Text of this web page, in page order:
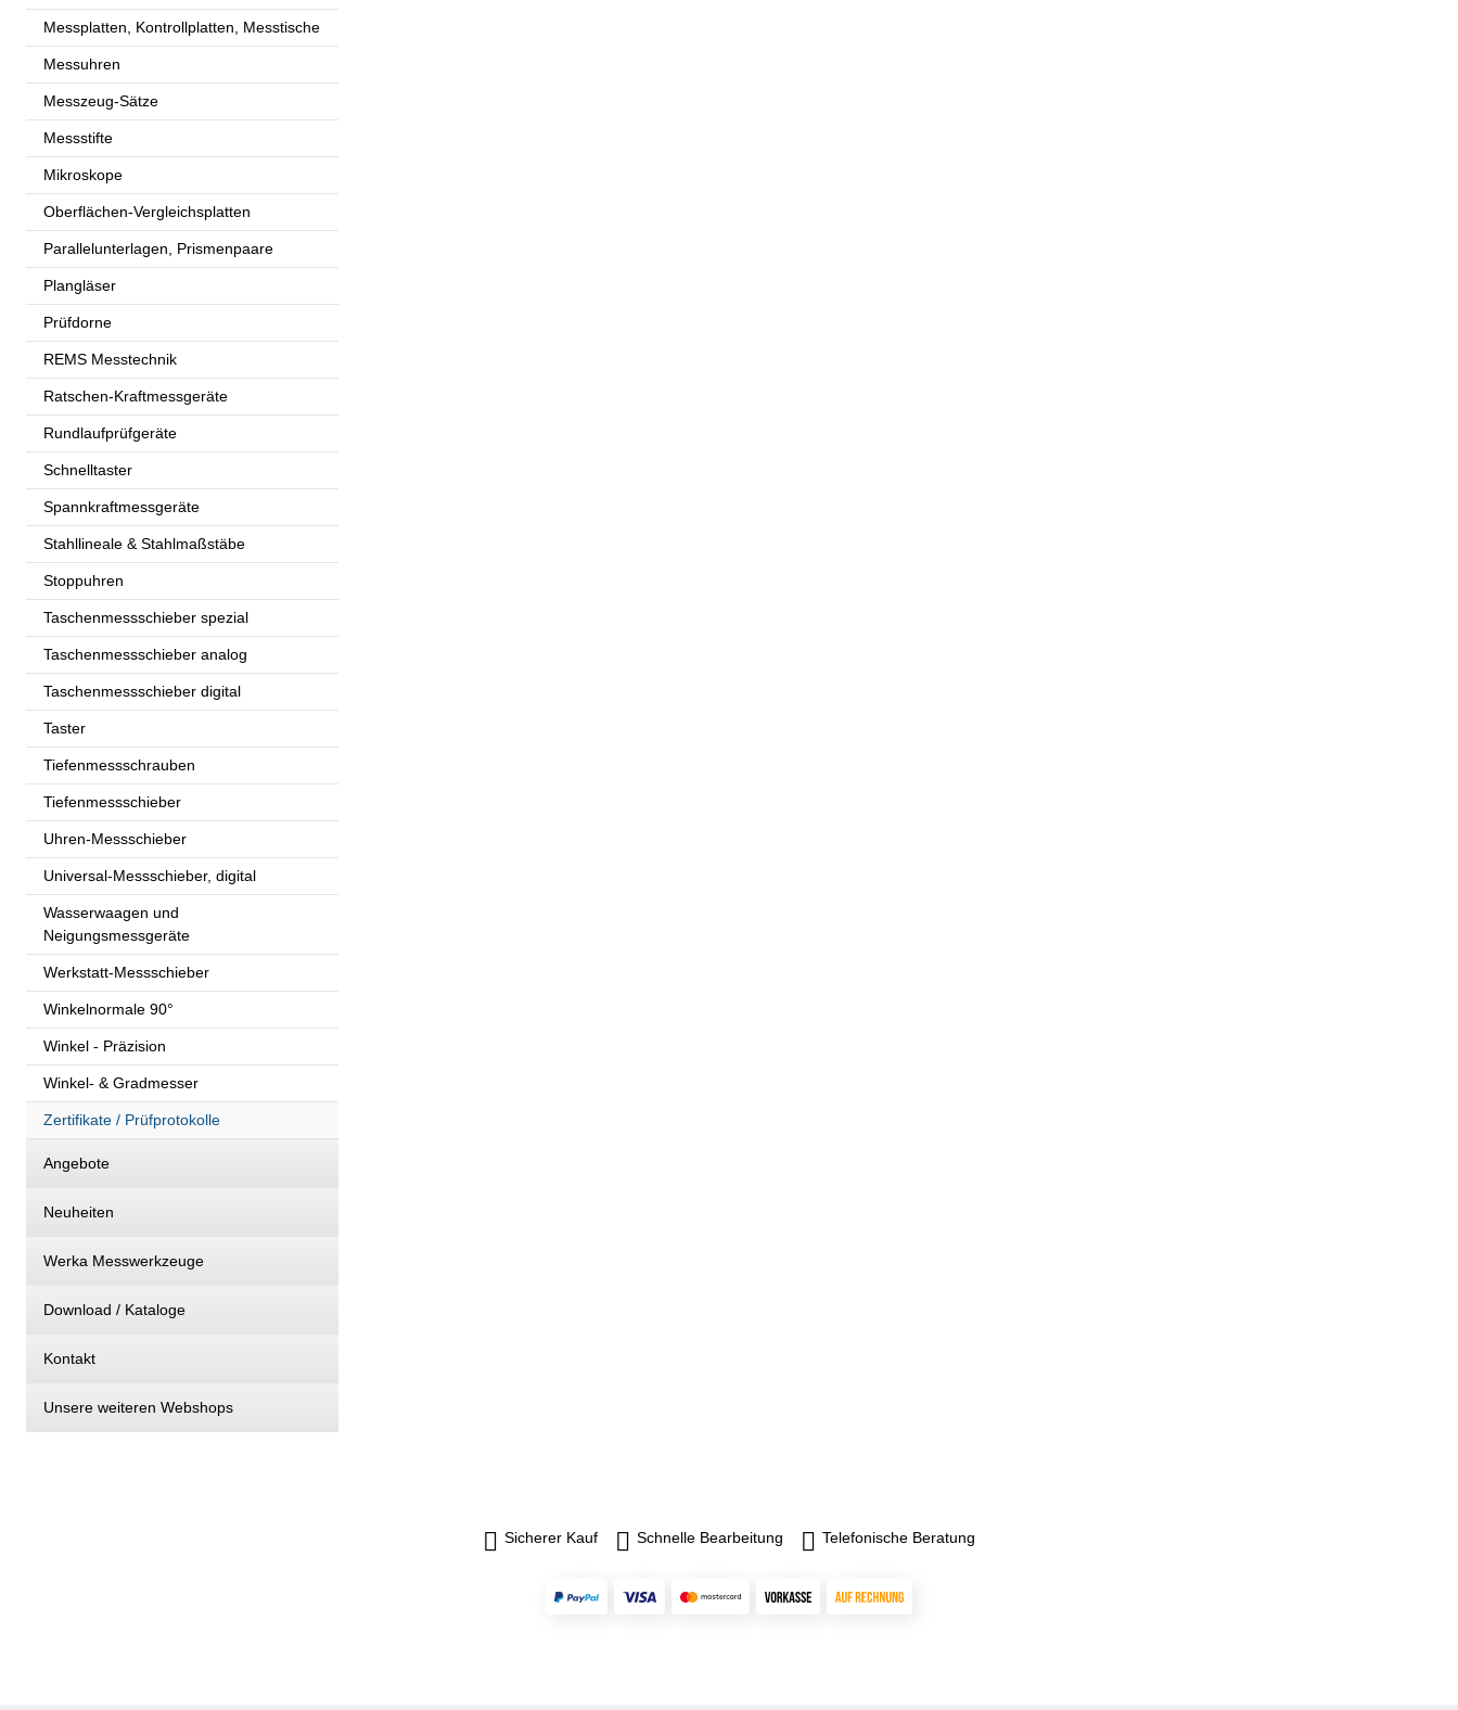
Messplatten, Kontrollplatten, Messtische
Messuhren
Messzeug-Sätze
Messstifte
Mikroskope
Oberflächen-Vergleichsplatten
Parallelunterlagen, Prismenpaare
Plangläser
Prüfdorne
REMS Messtechnik
Ratschen-Kraftmessgeräte
Rundlaufprüfgeräte
Schnelltaster
Spannkraftmessgeräte
Stahllineale & Stahlmaßstäbe
Stoppuhren
Taschenmessschieber spezial
Taschenmessschieber analog
Taschenmessschieber digital
Taster
Tiefenmessschrauben
Tiefenmessschieber
Uhren-Messschieber
Universal-Messschieber, digital
Wasserwaagen und
Neigungsmessgeräte
Werkstatt-Messschieber
Winkelnormale 90°
Winkel - Präzision
Winkel- & Gradmesser
Zertifikate / Prüfprotokolle
Angebote
Neuheiten
Werka Messwerkzeuge
Download / Kataloge
Kontakt
Unsere weiteren Webshops
Sicherer Kauf Schnelle Bearbeitung Telefonische Beratung